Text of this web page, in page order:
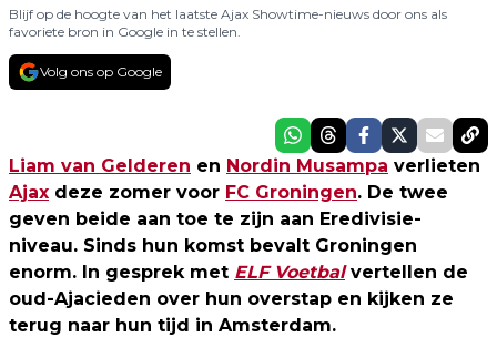
Blijf op de hoogte van het laatste Ajax Showtime-nieuws door ons als
favoriete bron in Google in te stellen.
Volg ons op Google
Liam van Gelderen en Nordin Musampa verlieten
Ajax deze zomer voor FC Groningen. De twee
geven beide aan toe te zijn aan Eredivisie-
niveau. Sinds hun komst bevalt Groningen
enorm. In gesprek met ELF Voetbal vertellen de
oud-Ajacieden over hun overstap en kijken ze
terug naar hun tijd in Amsterdam.